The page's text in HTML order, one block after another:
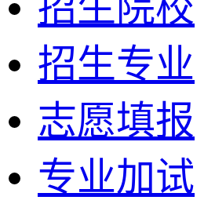
招生专业
志愿填报
专业加试